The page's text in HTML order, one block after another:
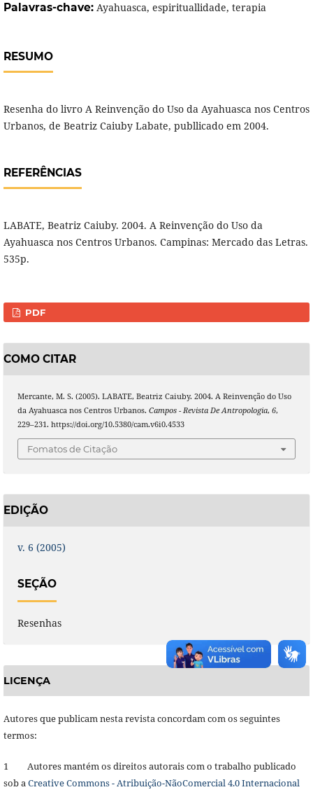
Palavras-chave: Ayahuasca, espirituallidade, terapia
RESUMO
Resenha do livro A Reinvenção do Uso da Ayahuasca nos Centros
Urbanos, de Beatriz Caiuby Labate, publlicado em 2004.
REFERÊNCIAS
LABATE, Beatriz Caiuby. 2004. A Reinvenção do Uso da
Ayahuasca nos Centros Urbanos. Campinas: Mercado das Letras.
535p.
PDF
COMO CITAR
Mercante, M. S. (2005). LABATE, Beatriz Caiuby. 2004. A Reinvenção do Uso
da Ayahuasca nos Centros Urbanos. Campos - Revista De Antropologia, 6,
229–231. https://doi.org/10.5380/cam.v6i0.4533
Fomatos de Citação
EDIÇÃO
v. 6 (2005)
SEÇÃO
Resenhas
LICENÇA
Autores que publicam nesta revista concordam com os seguintes
termos:
1 Autores mantém os direitos autorais com o trabalho publicado
sob aCreative Commons - Atribuição-NãoComercial 4.0 Internacional